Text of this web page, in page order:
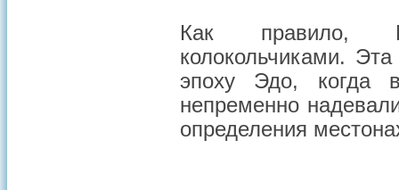
Как правило,
колокольчиками.
эпоху Эдо, когда
непременно
определения